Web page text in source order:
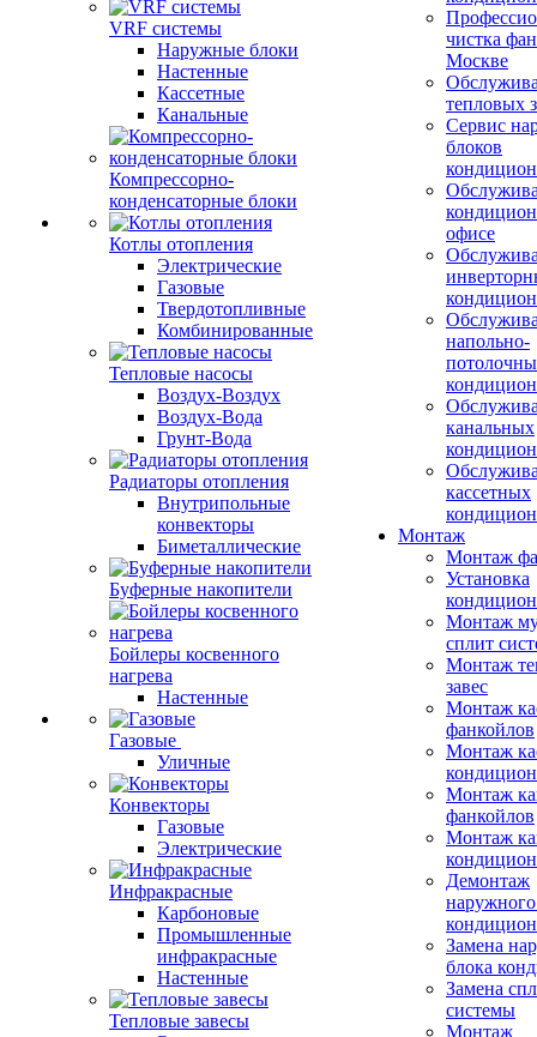
VRF системы
Наружные блоки
Настенные
Кассетные
Канальные
Компрессорно-
конденсаторные блоки
Котлы отопления
Электрические
Газовые
Твердотопливные
Комбинированные
Тепловые насосы
Воздух-Воздух
Воздух-Вода
Грунт-Вода
Радиаторы отопления
Внутрипольные
конвекторы
Биметаллические
Буферные накопители
Бойлеры косвенного
нагрева
Настенные
Газовые
Уличные
Конвекторы
Газовые
Электрические
Инфракрасные
Карбоновые
Промышленные
инфракрасные
Настенные
Тепловые завесы
чистка
Москве
тепловых
Сервис
блоков
офисе
напольно-
канальных
кассетных
Монтаж
Монтаж
Установка
Монтаж
сплит
Монтаж
завес
Монтаж
фанкойлов
Монтаж
Монтаж
фанкойлов
Монтаж
Демонтаж
Замена
блока
Замена
системы
Монтаж